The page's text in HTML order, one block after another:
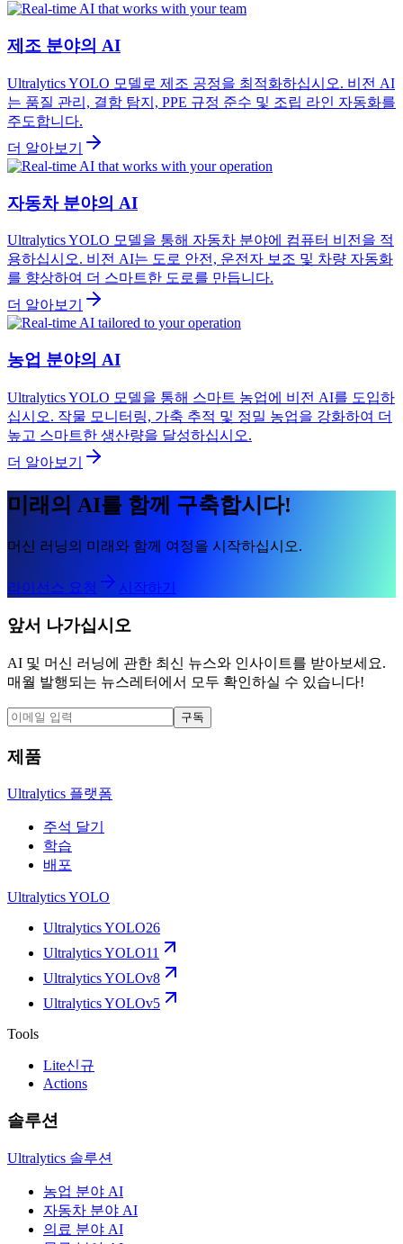
제조 분야의 AI
Ultralytics YOLO 모델로 제조 공정을 최적화하십시오. 비전 AI
는 품질 관리, 결함 탐지, PPE 규정 준수 및 조립 라인 자동화를
주도합니다.
더 알아보기
자동차 분야의 AI
Ultralytics YOLO 모델을 통해 자동차 분야에 컴퓨터 비전을 적
용하십시오. 비전 AI는 도로 안전, 운전자 보조 및 차량 자동화
를 향상하여 더 스마트한 도로를 만듭니다.
더 알아보기
농업 분야의 AI
Ultralytics YOLO 모델을 통해 스마트 농업에 비전 AI를 도입하
십시오. 작물 모니터링, 가축 추적 및 정밀 농업을 강화하여 더
높고 스마트한 생산량을 달성하십시오.
더 알아보기
미래의 AI를 함께 구축합시다!
머신 러닝의 미래와 함께 여정을 시작하십시오.
라이선스 요청 시작하기
앞서 나가십시오
AI 및 머신 러닝에 관한 최신 뉴스와 인사이트를 받아보세요.
매월 발행되는 뉴스레터에서 모두 확인하실 수 있습니다!
구독
제품
Ultralytics 플랫폼
주석 달기
학습
배포
Ultralytics YOLO
Ultralytics YOLO26
Ultralytics YOLO11
Ultralytics YOLOv8
Ultralytics YOLOv5
Tools
Lite신규
Actions
솔루션
Ultralytics 솔루션
농업 분야 AI
자동차 분야 AI
의료 분야 AI